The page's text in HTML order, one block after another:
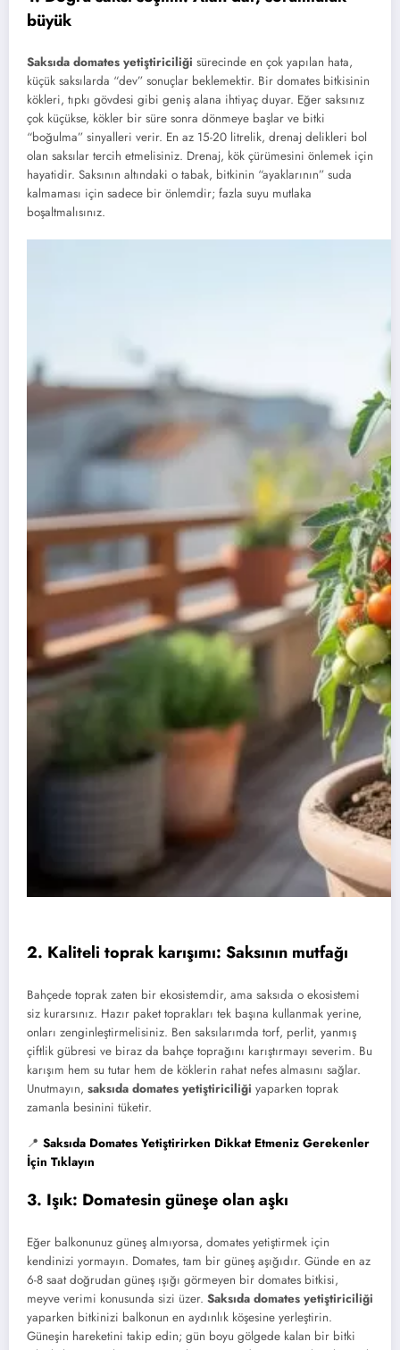
büyük
Saksıda domates yetiştiriciliği sürecinde en çok yapılan hata,
küçük saksılarda “dev” sonuçlar beklemektir. Bir domates bitkisinin
kökleri, tıpkı gövdesi gibi geniş alana ihtiyaç duyar. Eğer saksınız
çok küçükse, kökler bir süre sonra dönmeye başlar ve bitki
“boğulma” sinyalleri verir. En az 15-20 litrelik, drenaj delikleri bol
olan saksılar tercih etmelisiniz. Drenaj, kök çürümesini önlemek için
hayatidir. Saksının altındaki o tabak, bitkinin “ayaklarının” suda
kalmaması için sadece bir önlemdir; fazla suyu mutlaka
boşaltmalısınız.
2. Kaliteli toprak karışımı: Saksının mutfağı
Bahçede toprak zaten bir ekosistemdir, ama saksıda o ekosistemi
siz kurarsınız. Hazır paket toprakları tek başına kullanmak yerine,
onları zenginleştirmelisiniz. Ben saksılarımda torf, perlit, yanmış
çiftlik gübresi ve biraz da bahçe toprağını karıştırmayı severim. Bu
karışım hem su tutar hem de köklerin rahat nefes almasını sağlar.
Unutmayın, saksıda domates yetiştiriciliği yaparken toprak
zamanla besinini tüketir.
📍 Saksıda Domates Yetiştirirken Dikkat Etmeniz Gerekenler
İçin Tıklayın
3. Işık: Domatesin güneşe olan aşkı
Eğer balkonunuz güneş almıyorsa, domates yetiştirmek için
kendinizi yormayın. Domates, tam bir güneş aşığıdır. Günde en az
6-8 saat doğrudan güneş ışığı görmeyen bir domates bitkisi,
meyve verimi konusunda sizi üzer. Saksıda domates yetiştiriciliği
yaparken bitkinizi balkonun en aydınlık köşesine yerleştirin.
Güneşin hareketini takip edin; gün boyu gölgede kalan bir bitki